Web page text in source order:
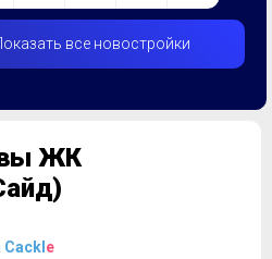
все новостройки
ЖК
Cackl e